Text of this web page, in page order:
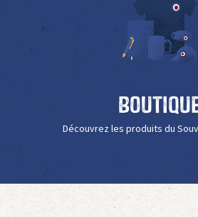
Découvrez les produits du